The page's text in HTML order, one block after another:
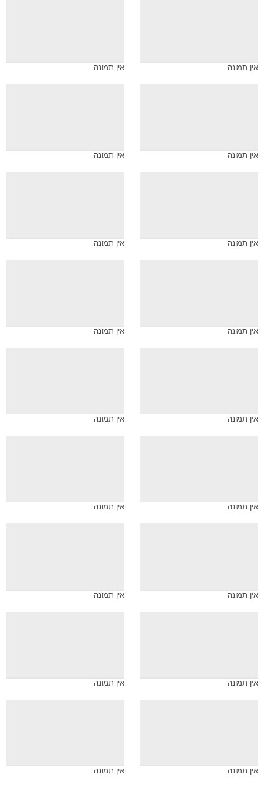
אין תמונה אין תמונה
אין תמונה אין תמונה
אין תמונה אין תמונה
אין תמונה אין תמונה
אין תמונה אין תמונה
אין תמונה אין תמונה
אין תמונה אין תמונה
אין תמונה אין תמונה
אין תמונה אין תמונה